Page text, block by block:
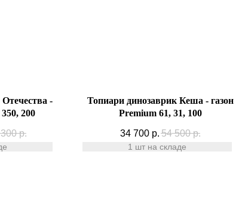
-
200
р.
Топиари динозаврик Кеша - газон
Premium 61, 31, 100
34 700 р. 54 500 р.